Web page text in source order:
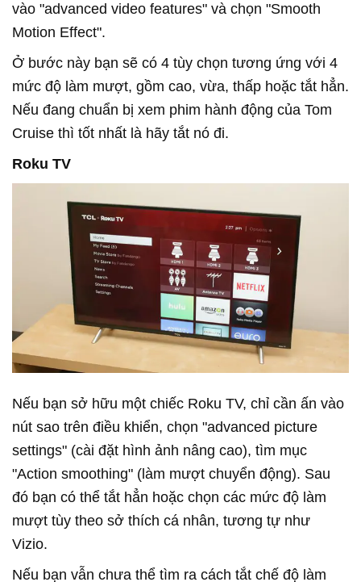
vào "advanced video features" và chọn "Smooth
Motion Effect".
Ở bước này bạn sẽ có 4 tùy chọn tương ứng với 4
mức độ làm mượt, gồm cao, vừa, thấp hoặc tắt hẳn.
Nếu đang chuẩn bị xem phim hành động của Tom
Cruise thì tốt nhất là hãy tắt nó đi.
Roku TV
Nếu bạn sở hữu một chiếc Roku TV, chỉ cần ấn vào
nút sao trên điều khiển, chọn "advanced picture
settings" (cài đặt hình ảnh nâng cao), tìm mục
"Action smoothing" (làm mượt chuyển động). Sau
đó bạn có thể tắt hẳn hoặc chọn các mức độ làm
mượt tùy theo sở thích cá nhân, tương tự như
Vizio.
Nếu bạn vẫn chưa thể tìm ra cách tắt chế độ làm